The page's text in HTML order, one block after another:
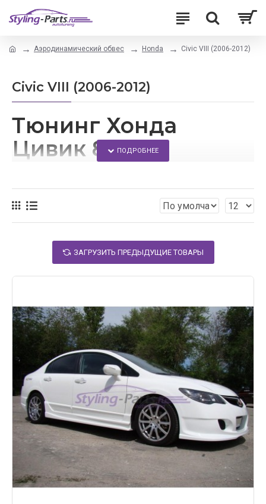
Аэродинамический обвес Honda Civic VIII (2006-2012)
Civic VIII (2006-2012)
Тюнинг Хонда
Цивик 8
В данном интернет-магазине Вы сможете подобрать
Здесь Вы найдете:
выгодные цены на все товары;
аксессуаров для тюнинга Honda Civic VIII;
возможность доставки в любой город России.
Приобрести обвесы для тюнинга Хонда Цивик 8
можно позвонив нам, либо отправив заявку прямо на
сайте с помощью личного кабинета.
ЗАГРУЗИТЬ ПРЕДЫДУЩИЕ ТОВАРЫ